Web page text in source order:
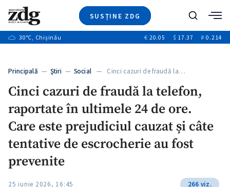
SUSȚINE ZDG
Ştiri
+9
Special
+1
Blog
ZdGust
Caută
30°C, Chișinău € 20.05 $ 17.37 ₽ 0.214
Principală — Ştiri — Social — Cinci cazuri de fraudă la…
Cinci cazuri de fraudă la telefon,
raportate în ultimele 24 de ore.
Care este prejudiciul cauzat și câte
tentative de escrocherie au fost
prevenite
25 iunie 2026, 16:45 266 viz.